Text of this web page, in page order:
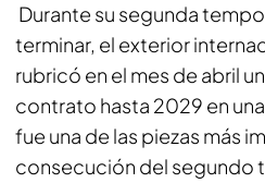
Durante su segunda
terminar, el exterior
rubricó en el mes de abril
contrato hasta 2029 en
fue una de las piezas más
consecución del segundo